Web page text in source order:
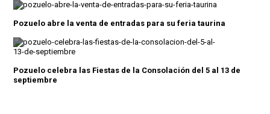
Pozuelo abre la venta de entradas para su feria taurina
Pozuelo celebra las Fiestas de la Consolación del 5 al 13 de
septiembre